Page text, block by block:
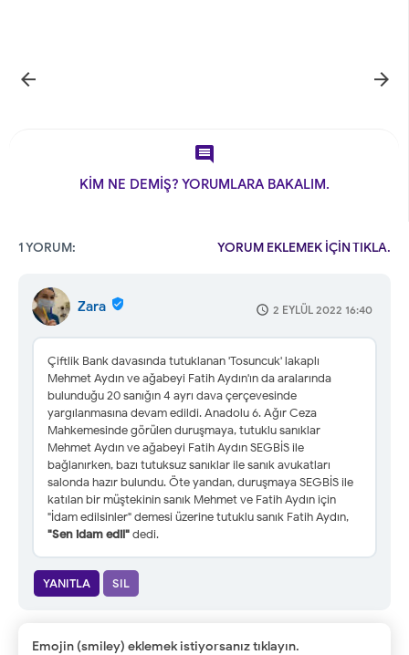
 

KİM NE DEMİŞ? YORUMLARA BAKALIM.
YORUM EKLEMEK İÇİN TIKLA.
1 YORUM:
Zara 2 EYLÜL 2022 16:40
Çiftlik Bank davasında tutuklanan 'Tosuncuk' lakaplı
Mehmet Aydın ve ağabeyi Fatih Aydın'ın da aralarında
bulunduğu 20 sanığın 4 ayrı dava çerçevesinde
yargılanmasına devam edildi. Anadolu 6. Ağır Ceza
Mahkemesinde görülen duruşmaya, tutuklu sanıklar
Mehmet Aydın ve ağabeyi Fatih Aydın SEGBİS ile
bağlanırken, bazı tutuksuz sanıklar ile sanık avukatları
salonda hazır bulundu. Öte yandan, duruşmaya SEGBİS ile
katılan bir müştekinin sanık Mehmet ve Fatih Aydın için
"İdam edilsinler" demesi üzerine tutuklu sanık Fatih Aydın,
"Sen idam edil"dedi.
YANITLA SIL
Emojin (smiley) eklemek istiyorsanız tıklayın.